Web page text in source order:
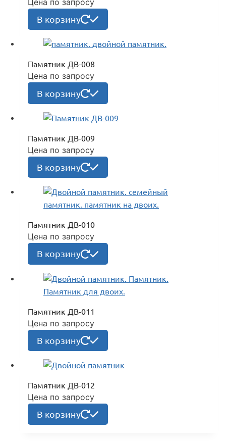
Цена по запросу
В корзину
Памятник ДВ-008
Цена по запросу
В корзину
Памятник ДВ-009
Цена по запросу
В корзину
Памятник ДВ-010
Цена по запросу
В корзину
Памятник ДВ-011
Цена по запросу
В корзину
Памятник ДВ-012
Цена по запросу
В корзину